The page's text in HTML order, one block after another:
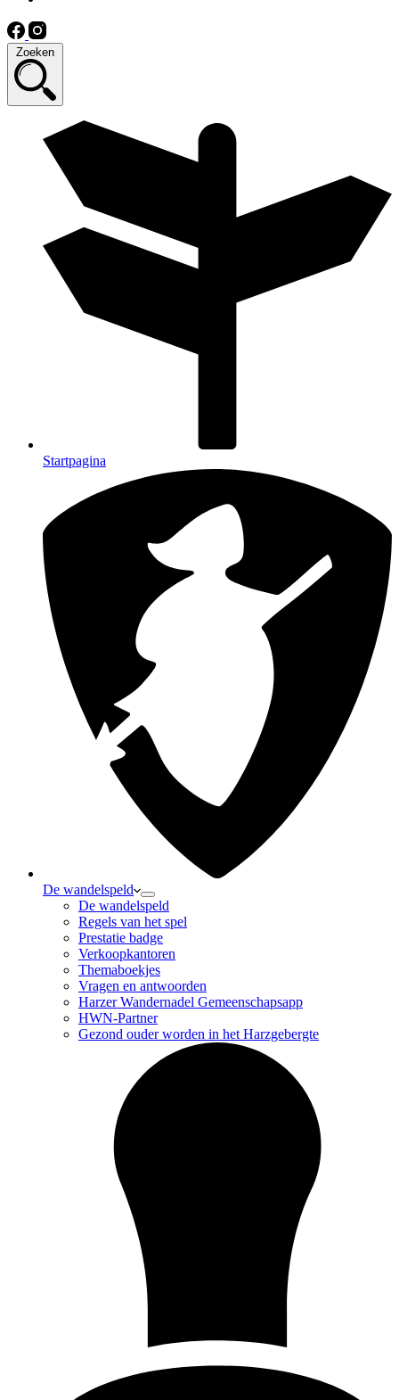
Zoeken
Startpagina
De wandelspeld
De wandelspeld
Regels van het spel
Prestatie badge
Verkoopkantoren
Themaboekjes
Vragen en antwoorden
Harzer Wandernadel Gemeenschapsapp
HWN-Partner
Gezond ouder worden in het Harzgebergte